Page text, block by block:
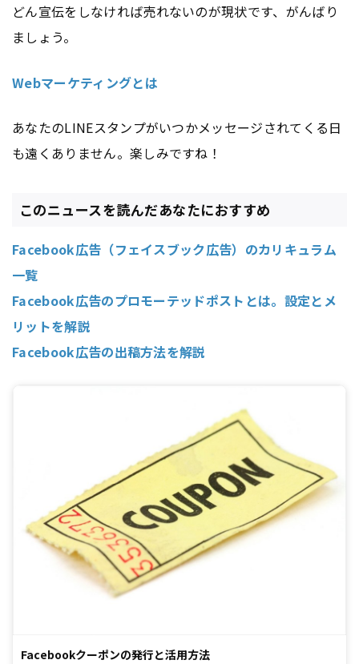
どん宣伝をしなければ売れないのが現状です、がんばり
ましょう。
Webマーケティングとは
あなたのLINEスタンプがいつかメッセージされてくる日
も遠くありません。楽しみですね！
このニュースを読んだあなたにおすすめ
Facebook広告（フェイスブック広告）のカリキュラム
一覧
Facebook広告のプロモーテッドポストとは。設定とメ
リットを解説
Facebook広告の出稿方法を解説
Facebookクーポンの発行と活用方法